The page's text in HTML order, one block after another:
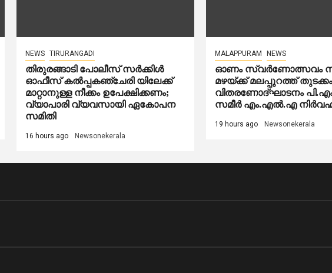
NEWS TIRURANGADI
തിരുരങ്ങാടി പോലീസ് സർക്കിൾ
ഓഫീസ് കൽപ്പകഞ്ചേരി യിലേക്ക്
മാറ്റാനുള്ള നീക്കം ഉപേക്ഷിക്കണം;
വ്യാപാരി വ്യവസായി ഏകോപന
സമിതി
16 hours ago Newsonekerala
MALAPPURAM NEWS
ഓണം സ്വർണോത്സവം
മഴയ്ക്ക് മലപ്പുറത്ത്
വിതരണോദ്ഘാടനം
സമീർ എം.എൽ.എ
19 hours ago Newsonekerala